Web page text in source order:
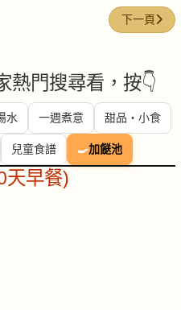
下一篇文章
下一頁
熱門搜尋看，按👇
水 一週煮意 甜品・小食
兒童食譜 🍳加餸池
天早餐)